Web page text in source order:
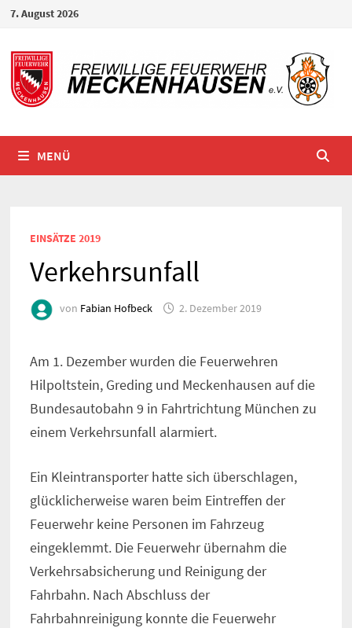
Zum
springen
7. August 2026
MENÜ
EINSÄTZE 2019
Verkehrsunfall
von Fabian Hofbeck 2. Dezember 2019
Am 1. Dezember wurden die Feuerwehren
Hilpoltstein, Greding und Meckenhausen auf die
Bundesautobahn 9 in Fahrtrichtung München zu
einem Verkehrsunfall alarmiert.
Ein Kleintransporter hatte sich überschlagen,
glücklicherweise waren beim Eintreffen der
Feuerwehr keine Personen im Fahrzeug
eingeklemmt. Die Feuerwehr übernahm die
Verkehrsabsicherung und Reinigung der
Fahrbahn. Nach Abschluss der
Fahrbahnreinigung konnte die Feuerwehr